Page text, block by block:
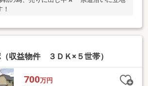
収益物件 ３ＤＫ×５世帯）
700万円